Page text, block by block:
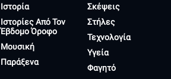
Ιστορία
Ιστορίες Από Τον
Έβδομο Όροφο
Μουσική
Παράξενα
Σκέψεις
Στήλες
Τεχνολογία
Υγεία
Φαγητό